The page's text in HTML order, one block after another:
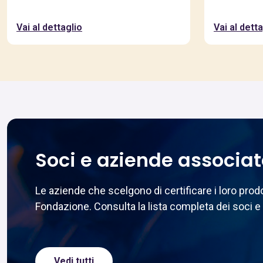
Vai al dettaglio Vai al
Soci e aziende
Le aziende che scelgono di certificare i loro
Fondazione. Consulta la lista completa dei soci